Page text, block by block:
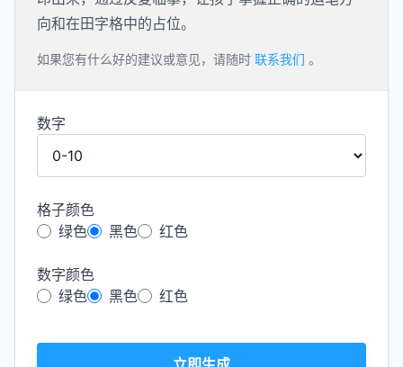
向和在田字格中的占位。
如果您有什么好的建议或意见，请随时 联系我们 。
数字
格子颜色
绿色
黑色 红色
数字颜色
绿色
黑色 红色